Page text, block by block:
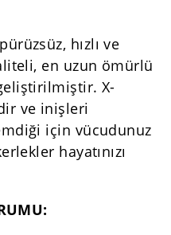
hızlı ve
en uzun ömürlü
X-
ve inişleri
için vücudunuz
hayatınızı